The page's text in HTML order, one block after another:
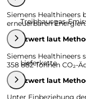
Siemens Healthineers
erneuerbaren Energien.
Grenzwert laut
Treibhausgas-
Siemens Healthineers
358 882 Tonnen CO₂-
Grenzwert laut
Lieferkette
Unter Einbeziehung